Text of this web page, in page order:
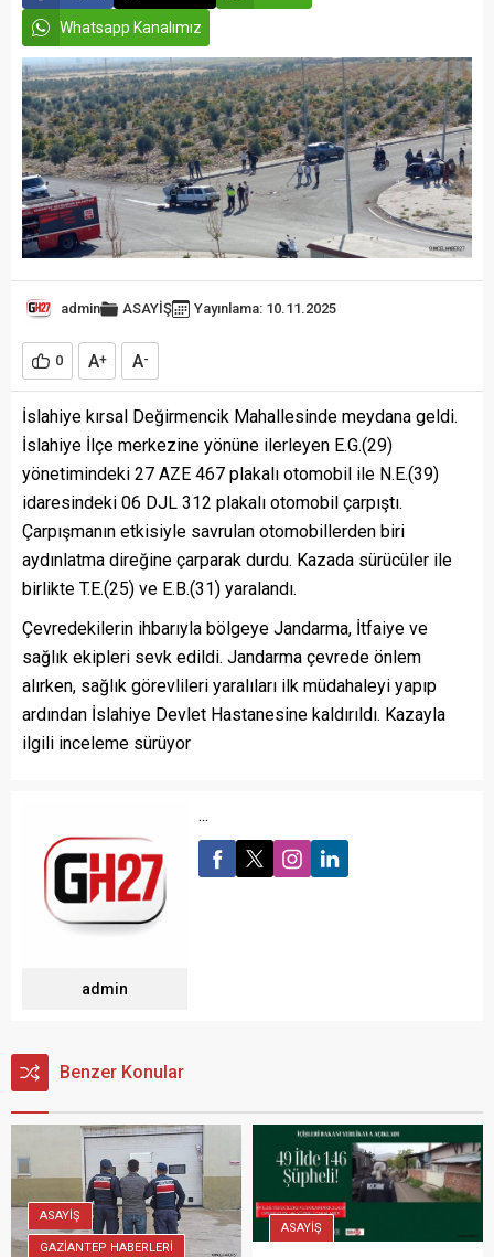
Whatsapp Kanalımız
admin ASAYİŞ Yayınlama: 10.11.2025
0 A+ A-
İslahiye kırsal Değirmencik Mahallesinde meydana geldi.
İslahiye İlçe merkezine yönüne ilerleyen E.G.(29)
yönetimindeki 27 AZE 467 plakalı otomobil ile N.E.(39)
idaresindeki 06 DJL 312 plakalı otomobil çarpıştı.
Çarpışmanın etkisiyle savrulan otomobillerden biri
aydınlatma direğine çarparak durdu. Kazada sürücüler ile
birlikte T.E.(25) ve E.B.(31) yaralandı.
Çevredekilerin ihbarıyla bölgeye Jandarma, İtfaiye ve
sağlık ekipleri sevk edildi. Jandarma çevrede önlem
alırken, sağlık görevlileri yaralıları ilk müdahaleyi yapıp
ardından İslahiye Devlet Hastanesine kaldırıldı. Kazayla
ilgili inceleme sürüyor
admin
...
Benzer Konular
ASAYİŞ
GAZİANTEP HABERLERİ
ASAYİŞ